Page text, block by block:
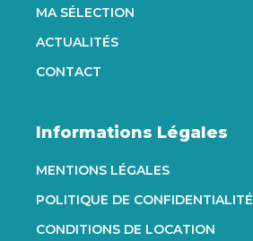
MA SÉLECTION
ACTUALITÉS
CONTACT
Informations Légales
MENTIONS LÉGALES
POLITIQUE DE CONFIDENTIALITÉ
CONDITIONS DE LOCATION